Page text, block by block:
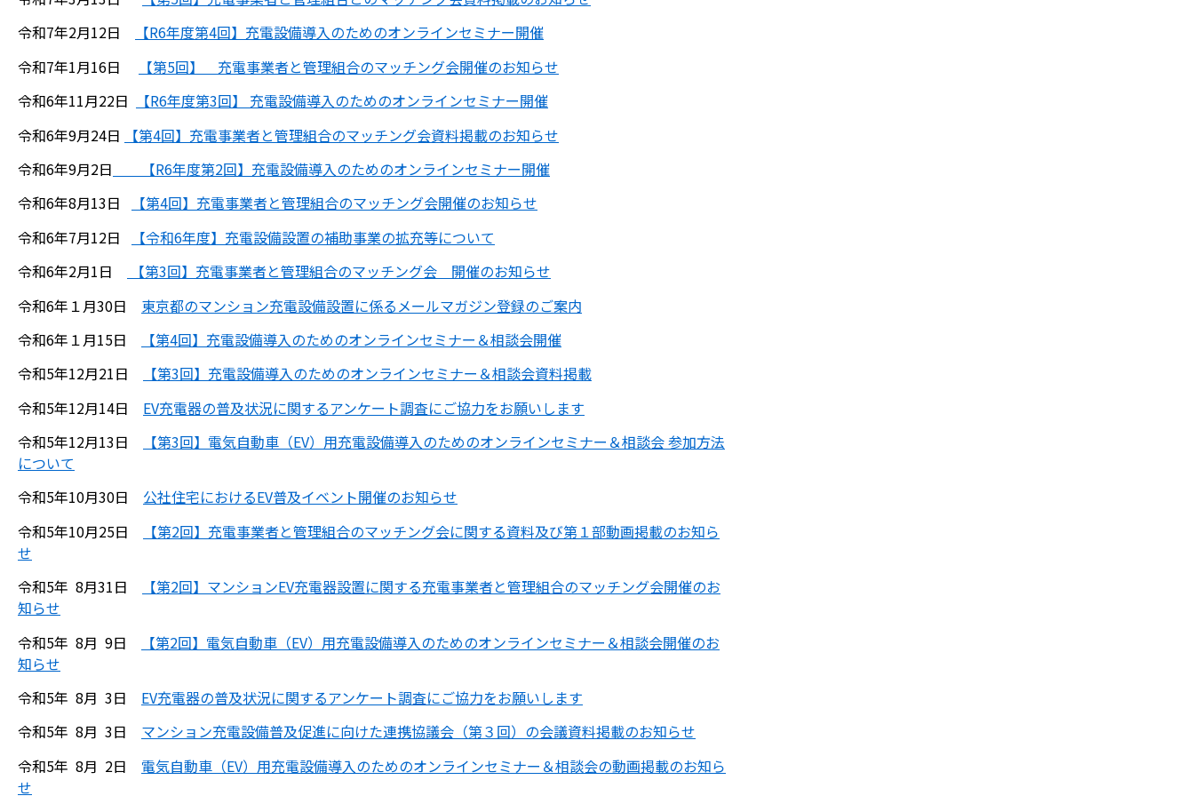
令和7年2月12日
【R6年度第4回】充電設備導入のためのオンラインセミナー開催
令和7年1月16日
【第5回】 充電事業者と管理組合のマッチング会開催のお知らせ
令和6年11月22日
【R6年度第3回】 充電設備導入のためのオンラインセミナー開催
令和6年9月24日
【第4回】充電事業者と管理組合のマッチング会資料掲載のお知らせ
令和6年9月2日 【R6年度第2回】充電設備導入のためのオンラインセミナー開催
令和6年8月13日
【第4回】充電事業者と管理組合のマッチング会開催のお知らせ
令和6年7月12日
【令和6年度】充電設備設置の補助事業の拡充等について
令和6年2月1日
【第3回】充電事業者と管理組合のマッチング会 開催のお知らせ
令和6年１月30日 東京都のマンション充電設備設置に係るメールマガジン登録のご案内
令和6年１月15日
【第4回】充電設備導入のためのオンラインセミナー＆相談会開催
令和5年12月21日
【第3回】充電設備導入のためのオンラインセミナー＆相談会資料掲載
令和5年12月14日 EV充電器の普及状況に関するアンケート調査にご協力をお願いします
令和5年12月13日
【第3回】電気自動車（EV）用充電設備導入のためのオンラインセミナー＆相談会 参加方法
について
令和5年10月30日 公社住宅におけるEV普及イベント開催のお知らせ
令和5年10月25日
【第2回】充電事業者と管理組合のマッチング会に関する資料及び第１部動画掲載のお知ら
せ
令和5年 8月31日
【第2回】マンションEV充電器設置に関する充電事業者と管理組合のマッチング会開催のお
知らせ
令和5年 8月 9日
【第2回】電気自動車（EV）用充電設備導入のためのオンラインセミナー＆相談会開催のお
知らせ
令和5年 8月 3日 EV充電器の普及状況に関するアンケート調査にご協力をお願いします
令和5年 8月 3日 マンション充電設備普及促進に向けた連携協議会（第３回）の会議資料掲載のお知らせ
令和5年 8月 2日 電気自動車（EV）用充電設備導入のためのオンラインセミナー＆相談会の動画掲載のお知ら
せ